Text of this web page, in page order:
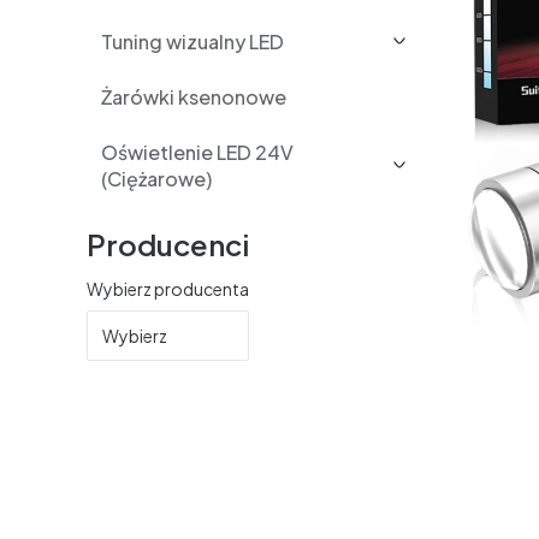
Tuning wizualny LED
Żarówki ksenonowe
Oświetlenie LED 24V
(Ciężarowe)
Producenci
Wybierz producenta
Wybierz